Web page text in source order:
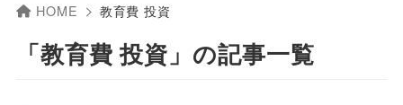
HOME 教育費 投資
「教育費 投資」の記事一覧